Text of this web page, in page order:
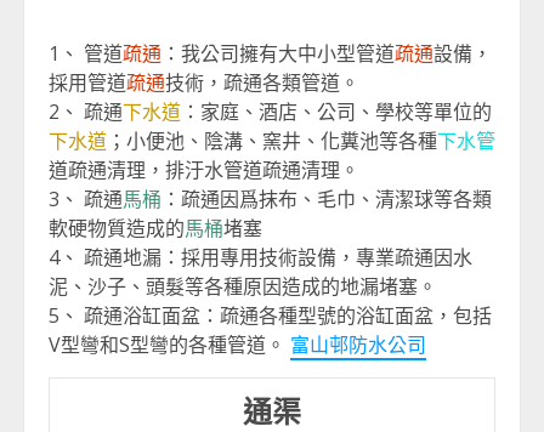
1、 管道疏通 ：我公司擁有大中小型管道疏通設備，
採用管道疏通技術，疏通各類管道。
2、 疏通下水道 ：家庭、酒店、公司、學校等單位的
下水道 ；小便池、陰溝、窯井、化糞池等各種下水管
道疏通清理，排汙水管道疏通清理。
3、 疏通馬桶 ：疏通因爲抹布、毛巾、清潔球等各類
軟硬物質造成的馬桶堵塞
4、 疏通地漏：採用專用技術設備，專業疏通因水
泥、沙子、頭髮等各種原因造成的地漏堵塞。
5、 疏通浴缸面盆：疏通各種型號的浴缸面盆，包括
V型彎和S型彎的各種管道。 富山邨防水公司
通渠